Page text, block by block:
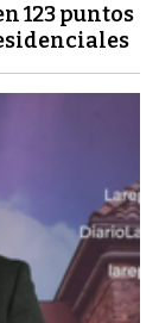
123 puntos